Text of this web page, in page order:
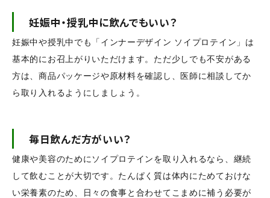
妊娠中・授乳中に飲んでもいい？
妊娠中や授乳中でも「インナーデザイン ソイプロテイン」は
基本的にお召上がりいただけます。ただ少しでも不安がある
方は、商品パッケージや原材料を確認し、医師に相談してか
ら取り入れるようにしましょう。
毎日飲んだ方がいい？
健康や美容のためにソイプロテインを取り入れるなら、継続
して飲むことが大切です。たんぱく質は体内にためておけな
い栄養素のため、日々の食事と合わせてこまめに補う必要が